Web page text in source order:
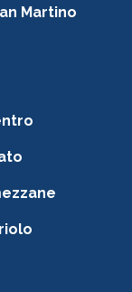
Martino